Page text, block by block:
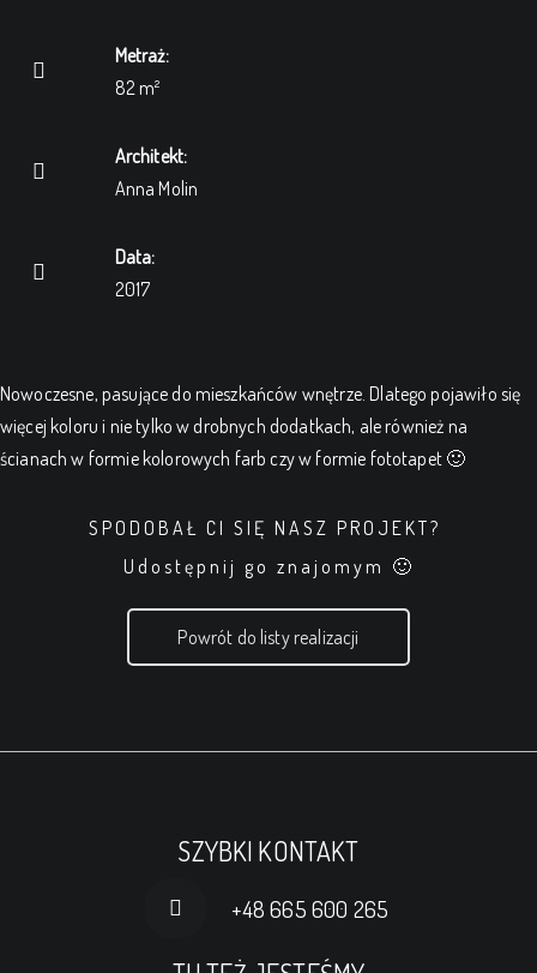
Metraż:
82 m²
Architekt:
Anna Molin
Data:
2017
Nowoczesne, pasujące do mieszkańców wnętrze. Dlatego pojawiło się
więcej koloru i nie tylko w drobnych dodatkach, ale również na
ścianach w formie kolorowych farb czy w formie fototapet 🙂
SPODOBAŁ CI SIĘ NASZ PROJEKT?
Udostępnij go znajomym 🙂
Powrót do listy realizacji
SZYBKI KONTAKT
+48 665 600 265